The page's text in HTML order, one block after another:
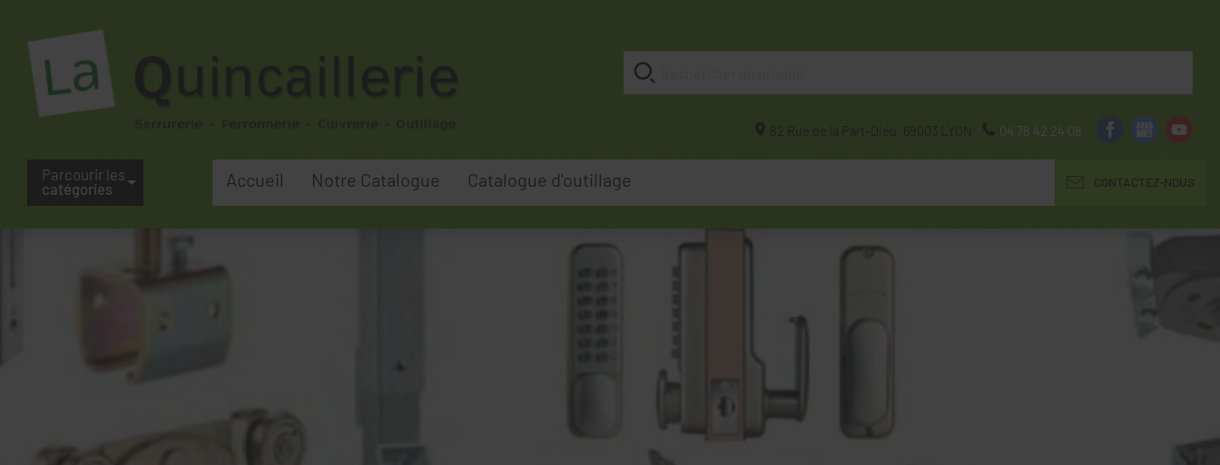
82 Rue de la Part-Dieu, 69003 LYON 04 78 42 24 08
Parcourir les
catégories
Accueil Notre Catalogue Catalogue d'outillage CONTACTEZ-NOUS